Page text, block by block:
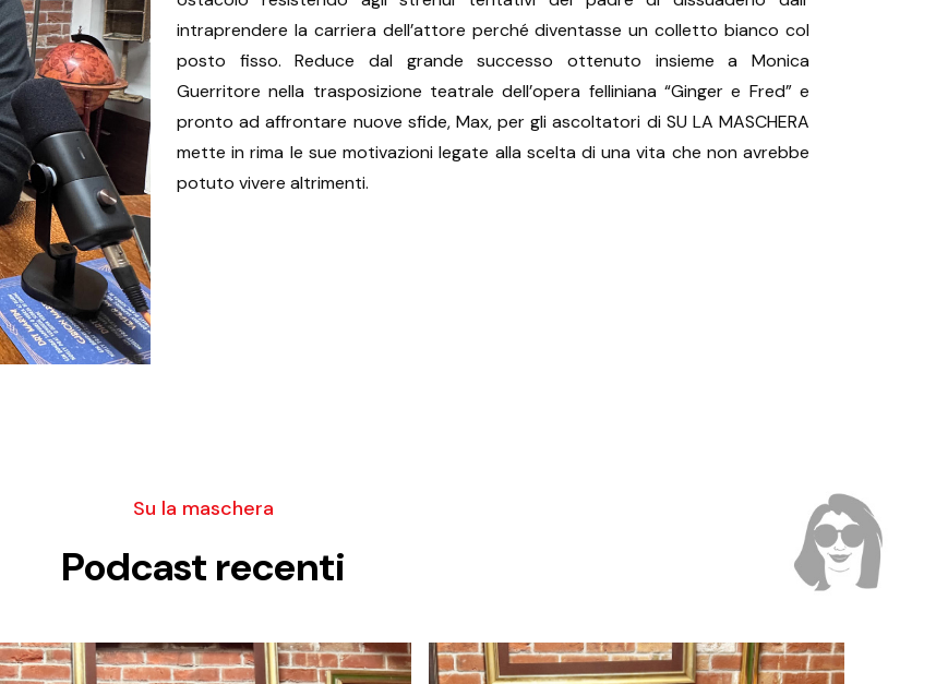
intraprendere la carriera dell’attore perché diventasse un colletto bianco col
posto fisso. Reduce dal grande successo ottenuto insieme a Monica
Guerritore nella trasposizione teatrale dell’opera felliniana “Ginger e Fred” e
pronto ad affrontare nuove sfide, Max, per gli ascoltatori di SU LA MASCHERA
mette in rima le sue motivazioni legate alla scelta di una vita che non avrebbe
potuto vivere altrimenti.
Su la maschera
Podcast recenti